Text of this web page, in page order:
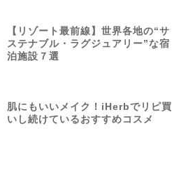
【リゾート最前線】世界各地の“サ
ステナブル・ラグジュアリー”な宿
泊施設７選
肌にもいいメイク！iHerbでリピ買
いし続けているおすすめコスメ